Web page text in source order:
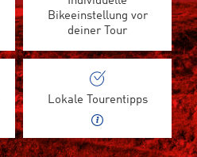
Bikeeinstellung vor
deiner Tour
Lokale Tourentipps